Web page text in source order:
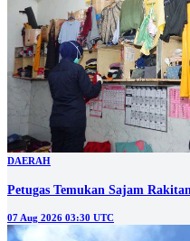
DAERAH
Petugas Temukan Sajam
07 Aug 2026 03:30 UTC